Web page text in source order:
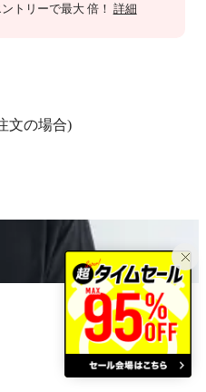
ントリーで最大 倍！ 詳細
文の場合)